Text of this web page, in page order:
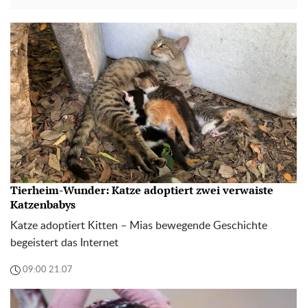
Tierheim-Wunder: Katze adoptiert zwei verwaiste
Katzenbabys
Katze adoptiert Kitten – Mias bewegende Geschichte
begeistert das Internet
09:00 21.07